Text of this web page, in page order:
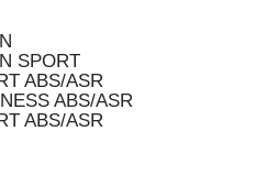
SPORT
ABS/ASR
ABS/ASR
ABS/ASR